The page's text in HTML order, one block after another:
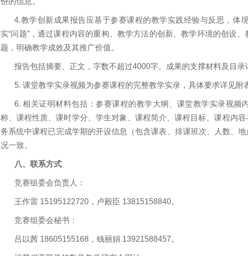
4.教学创新成果报告应基于参赛课程的教学实践经验与反思，体
实“问题”，通过课程内容的重构、教学方法的创新、教学环境的创设
题，明确教学成效及其推广价值。
报告包括摘要、正文，字数不超过4000字。成果的支撑材料及目录
5. 课堂教学实录视频为参赛课程的完整教学实录，具体要求详见附
6. 相关证明材料包括：参赛课程的教学大纲、课堂教学实录视频
称、课程性质、课时学分、学生对象、课程简介、课程目标、课程内
务系统中课程已完成学期的开设信息（包含课表、排课班次、人数、
况一致。
八、联系方式
竞赛组委会负责人：
王作雷 15195122720，卢殿臣 13815158840。
竞赛组委会秘书：
吕以茜 18605155168，钱丽娟 13921588457。